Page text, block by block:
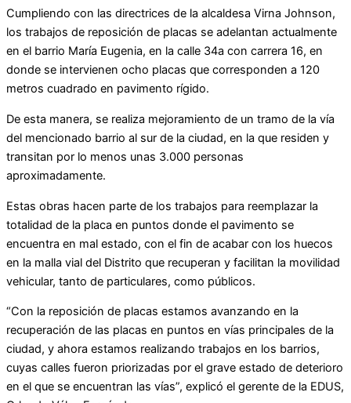
Cumpliendo con las directrices de la alcaldesa Virna Johnson,
los trabajos de reposición de placas se adelantan actualmente
en el barrio María Eugenia, en la calle 34a con carrera 16, en
donde se intervienen ocho placas que corresponden a 120
metros cuadrado en pavimento rígido.
De esta manera, se realiza mejoramiento de un tramo de la vía
del mencionado barrio al sur de la ciudad, en la que residen y
transitan por lo menos unas 3.000 personas
aproximadamente.
Estas obras hacen parte de los trabajos para reemplazar la
totalidad de la placa en puntos donde el pavimento se
encuentra en mal estado, con el fin de acabar con los huecos
en la malla vial del Distrito que recuperan y facilitan la movilidad
vehicular, tanto de particulares, como públicos.
“Con la reposición de placas estamos avanzando en la
recuperación de las placas en puntos en vías principales de la
ciudad, y ahora estamos realizando trabajos en los barrios,
cuyas calles fueron priorizadas por el grave estado de deterioro
en el que se encuentran las vías”, explicó el gerente de la EDUS,